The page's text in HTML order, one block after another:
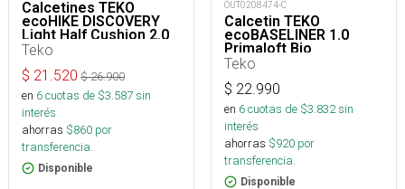
Calcetines TEKO
ecoHIKE DISCOVERY
Light Half Cushion 2.0
Teko
$ 21.520 $26.900
en 6cuotas de $3.587sin
interés
ahorras $860 por
transferencia.
Disponible
OUT0208474-C
Calcetin TEKO
ecoBASELINER 1.0
Primaloft Bio
Teko
$ 22.990
en 6cuotas de $3.832sin
interés
ahorras $920 por
transferencia.
Disponible